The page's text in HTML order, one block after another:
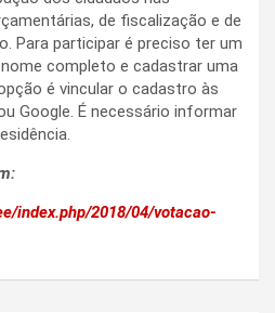
de fiscalização e de
Para participar é preciso ter um
completo e cadastrar uma
é vincular o cadastro às
Google. É necessário informar
index.php/2018/04/votacao-